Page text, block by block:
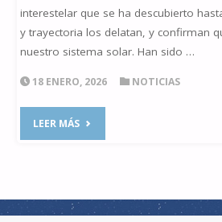
interestelar que se ha descubierto
y trayectoria los delatan, y confirman
nuestro sistema solar. Han sido …
18 ENERO, 2026 NOTICIAS
LEER MÁS"I3